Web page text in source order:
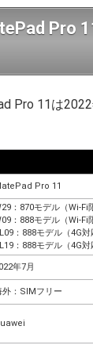
Pro
Pro 11は
Pro 11
：870モデル（Wi-Fi
：888モデル（Wi-Fi
：888モデル（4G対
：888モデル（4G
年7月
外：SIMフリー